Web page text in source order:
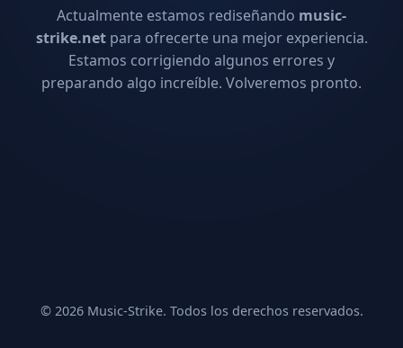
Actualmente estamos rediseñando music-
strike.netpara ofrecerte una mejor experiencia.
Estamos corrigiendo algunos errores y
preparando algo increíble. Volveremos pronto.
© 2026 Music-Strike. Todos los derechos reservados.